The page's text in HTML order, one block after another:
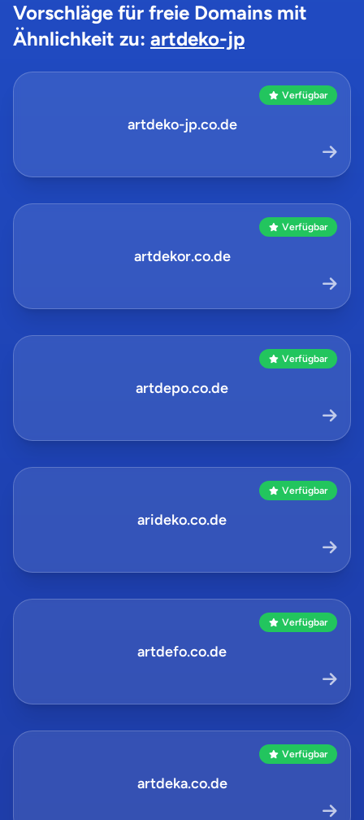
Vorschläge für freie Domains mit
Ähnlichkeit zu: artdeko-jp
Verfügbar
artdeko-jp.co.de
Verfügbar
artdekor.co.de
Verfügbar
artdepo.co.de
Verfügbar
arideko.co.de
Verfügbar
artdefo.co.de
Verfügbar
artdeka.co.de